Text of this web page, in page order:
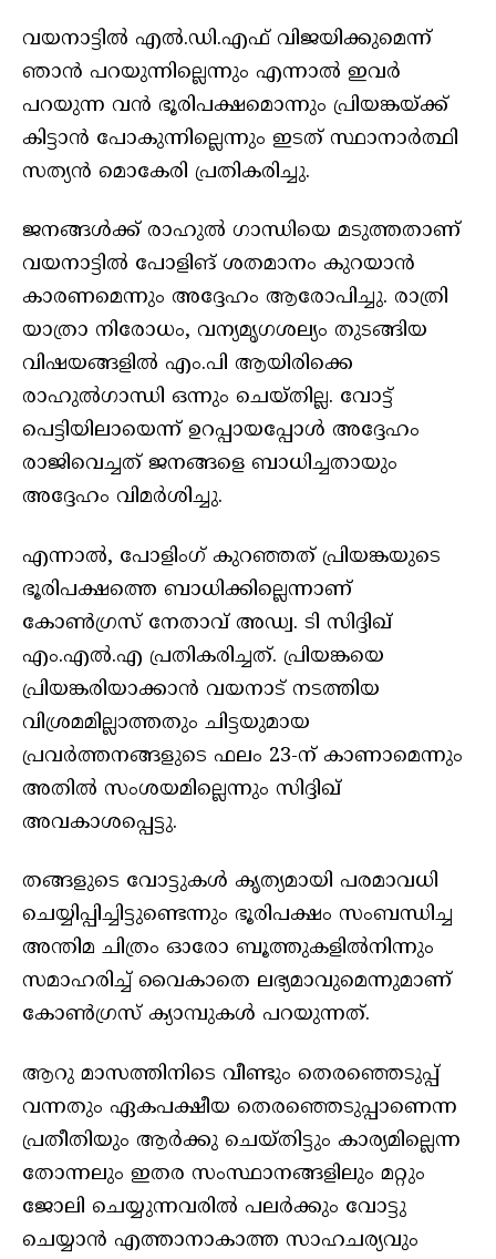
വയനാട്ടിൽ എൽ.ഡി.എഫ് വിജയിക്കുമെന്ന്
ഞാൻ പറയുന്നില്ലെന്നും എന്നാൽ ഇവർ
പറയുന്ന വൻ ഭൂരിപക്ഷമൊന്നും പ്രിയങ്കയ്ക്ക്
കിട്ടാൻ പോകുന്നില്ലെന്നും ഇടത് സ്ഥാനാർത്ഥി
സത്യൻ മൊകേരി പ്രതികരിച്ചു.
ജനങ്ങൾക്ക് രാഹുൽ ഗാന്ധിയെ മടുത്തതാണ്
വയനാട്ടിൽ പോളിങ് ശതമാനം കുറയാൻ
കാരണമെന്നും അദ്ദേഹം ആരോപിച്ചു. രാത്രി
യാത്രാ നിരോധം, വന്യമൃഗശല്യം തുടങ്ങിയ
വിഷയങ്ങളിൽ എം.പി ആയിരിക്കെ
രാഹുൽഗാന്ധി ഒന്നും ചെയ്തില്ല. വോട്ട്
പെട്ടിയിലായെന്ന് ഉറപ്പായപ്പോൾ അദ്ദേഹം
രാജിവെച്ചത് ജനങ്ങളെ ബാധിച്ചതായും
അദ്ദേഹം വിമർശിച്ചു.
എന്നാൽ, പോളിംഗ് കുറഞ്ഞത് പ്രിയങ്കയുടെ
ഭൂരിപക്ഷത്തെ ബാധിക്കില്ലെന്നാണ്
കോൺഗ്രസ് നേതാവ് അഡ്വ. ടി സിദ്ദിഖ്
എം.എൽ.എ പ്രതികരിച്ചത്. പ്രിയങ്കയെ
പ്രിയങ്കരിയാക്കാൻ വയനാട് നടത്തിയ
വിശ്രമമില്ലാത്തതും ചിട്ടയുമായ
പ്രവർത്തനങ്ങളുടെ ഫലം 23-ന് കാണാമെന്നും
അതിൽ സംശയമില്ലെന്നും സിദ്ദിഖ്
അവകാശപ്പെട്ടു.
തങ്ങളുടെ വോട്ടുകൾ കൃത്യമായി പരമാവധി
ചെയ്യിപ്പിച്ചിട്ടുണ്ടെന്നും ഭൂരിപക്ഷം സംബന്ധിച്ച
അന്തിമ ചിത്രം ഓരോ ബൂത്തുകളിൽനിന്നും
സമാഹരിച്ച് വൈകാതെ ലഭ്യമാവുമെന്നുമാണ്
കോൺഗ്രസ് ക്യാമ്പുകൾ പറയുന്നത്.
ആറു മാസത്തിനിടെ വീണ്ടും തെരഞ്ഞെടുപ്പ്
വന്നതും ഏകപക്ഷീയ തെരഞ്ഞെടുപ്പാണെന്ന
പ്രതീതിയും ആർക്കു ചെയ്തിട്ടും കാര്യമില്ലെന്ന
തോന്നലും ഇതര സംസ്ഥാനങ്ങളിലും മറ്റും
ജോലി ചെയ്യുന്നവരിൽ പലർക്കും വോട്ടു
ചെയ്യാൻ എത്താനാകാത്ത സാഹചര്യവും